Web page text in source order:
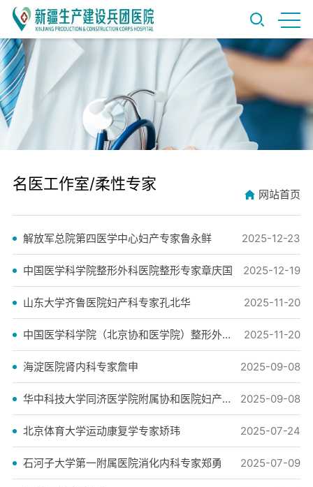
名医工作室/柔性专家
网站首页
解放军总院第四医学中心妇产专家鲁永鲜 2025-12-23
中国医学科学院整形外科医院整形专家章庆国 2025-12-19
山东大学齐鲁医院妇产科专家孔北华 2025-11-20
中国医学科学院（北京协和医学院）整形外科专家甘承 2025-11-20
海淀医院肾内科专家詹申 2025-09-08
华中科技大学同济医学院附属协和医院妇产科专家王泽华 2025-09-08
北京体育大学运动康复学专家矫玮 2025-07-24
石河子大学第一附属医院消化内科专家郑勇 2025-07-09